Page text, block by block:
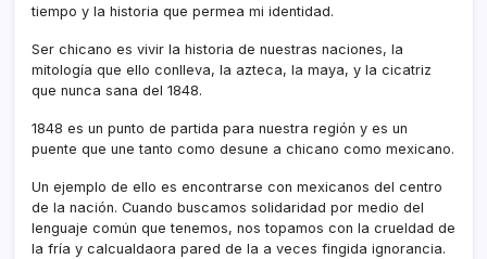
tiempo y la historia que permea mi identidad.
Ser chicano es vivir la historia de nuestras naciones, la
mitologí­a que ello conlleva, la azteca, la maya, y la cicatriz
que nunca sana del 1848.
1848 es un punto de partida para nuestra región y es un
puente que une tanto como desune a chicano como mexicano.
Un ejemplo de ello es encontrarse con mexicanos del centro
de la nación. Cuando buscamos solidaridad por medio del
lenguaje común que tenemos, nos topamos con la crueldad de
la frí­a y calcualdaora pared de la a veces fingida ignorancia.